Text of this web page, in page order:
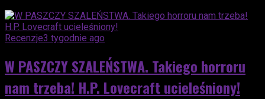
Recenzje3 tygodnie ago
W PASZCZY SZALEŃSTWA. Takiego horroru
nam trzeba! H.P. Lovecraft ucieleśniony!